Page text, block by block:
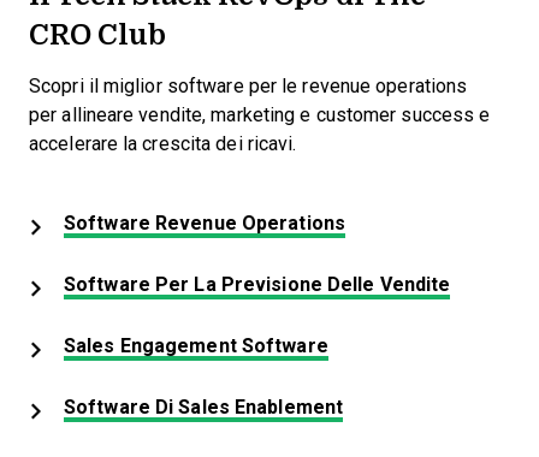
CRO Club
Scopri il miglior software per le revenue operations
per allineare vendite, marketing e customer success e
accelerare la crescita dei ricavi.
Software Revenue Operations
Software Per La Previsione Delle Vendite
Sales Engagement SoftwareOpens New Window
Software Di Sales EnablementOpens New Window